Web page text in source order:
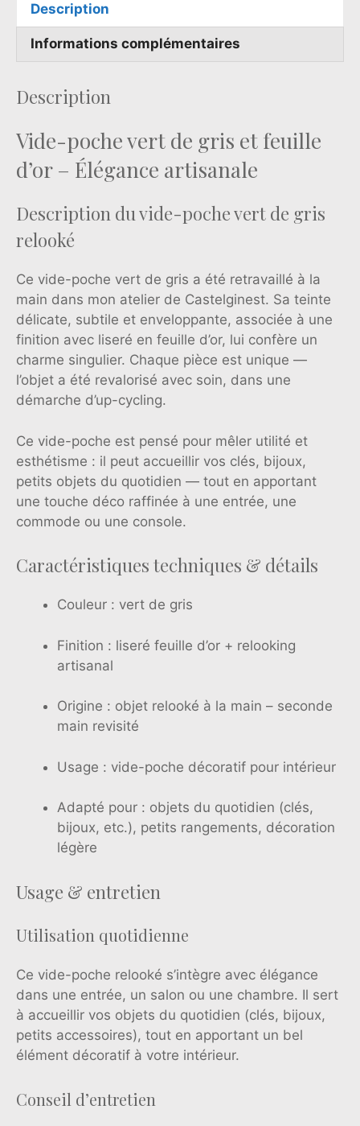
feuille
Description
Informations complémentaires
Description
Vide-poche vert de gris et feuille
d’or – Élégance artisanale
Description du vide-poche vert de gris
relooké
Ce vide-poche vert de gris a été retravaillé à la
main dans mon atelier de Castelginest. Sa teinte
délicate, subtile et enveloppante, associée à une
finition avec liseré en feuille d’or, lui confère un
charme singulier. Chaque pièce est unique —
l’objet a été revalorisé avec soin, dans une
démarche d’up-cycling.
Ce vide-poche est pensé pour mêler utilité et
esthétisme : il peut accueillir vos clés, bijoux,
petits objets du quotidien — tout en apportant
une touche déco raffinée à une entrée, une
commode ou une console.
Caractéristiques techniques & détails
Couleur : vert de gris
Finition : liseré feuille d’or + relooking
artisanal
Origine : objet relooké à la main – seconde
main revisité
Usage : vide-poche décoratif pour intérieur
Adapté pour : objets du quotidien (clés,
bijoux, etc.), petits rangements, décoration
légère
Usage & entretien
Utilisation quotidienne
Ce vide-poche relooké s’intègre avec élégance
dans une entrée, un salon ou une chambre. Il sert
à accueillir vos objets du quotidien (clés, bijoux,
petits accessoires), tout en apportant un bel
élément décoratif à votre intérieur.
Conseil d’entretien